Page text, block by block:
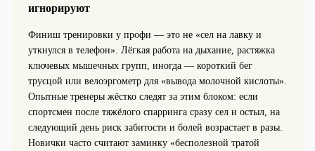
игнорируют
Финиш тренировки у профи — это не «сел на лавку и
уткнулся в телефон». Лёгкая работа на дыхание, растяжка
ключевых мышечных групп, иногда — короткий бег
трусцой или велоэргометр для «вывода молочной кислоты».
Опытные тренеры жёстко следят за этим блоком: если
спортсмен после тяжёлого спарринга сразу сел и остыл, на
следующий день риск забитости и болей возрастает в разы.
Новички часто считают заминку «бесполезной тратой